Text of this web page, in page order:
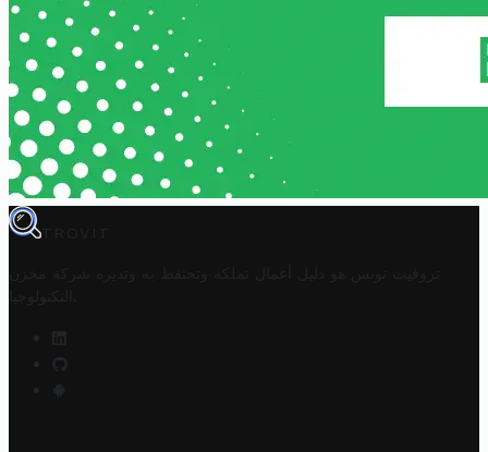
TROVIT
تروفيت تونس هو دليل أعمال تملكه وتحتفظ به وتديره
شركة مخزن
التكنولوجيا